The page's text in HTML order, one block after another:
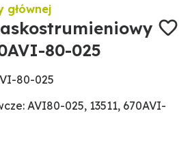
głównej
80-025
80-025
AVI80-025, 13511, 670AVI-